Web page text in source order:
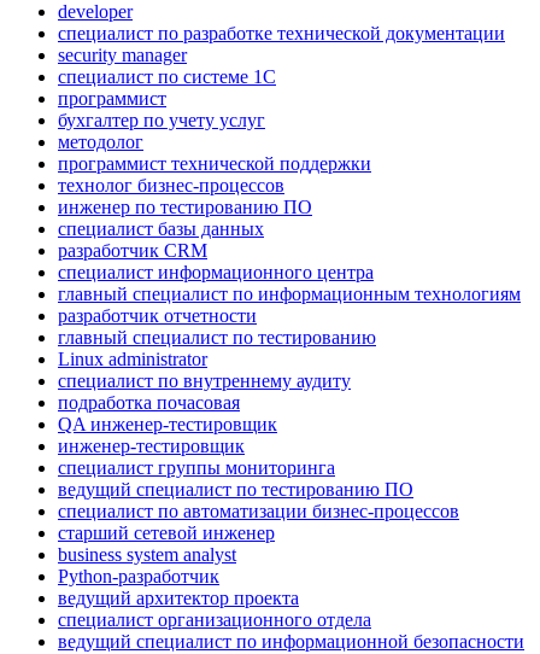
developer
специалист по разработке технической документации
security manager
специалист по системе 1С
программист
бухгалтер по учету услуг
методолог
программист технической поддержки
технолог бизнес-процессов
инженер по тестированию ПО
специалист базы данных
разработчик CRM
специалист информационного центра
главный специалист по информационным технологиям
разработчик отчетности
главный специалист по тестированию
Linux administrator
специалист по внутреннему аудиту
подработка почасовая
QA инженер-тестировщик
инженер-тестировщик
специалист группы мониторинга
ведущий специалист по тестированию ПО
специалист по автоматизации бизнес-процессов
старший сетевой инженер
business system analyst
Python-разработчик
ведущий архитектор проекта
специалист организационного отдела
ведущий специалист по информационной безопасности